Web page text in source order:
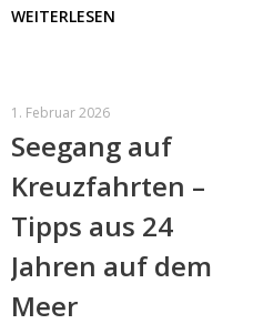
WEITERLESEN
1. Februar 2026
Seegang auf
Kreuzfahrten –
Tipps aus 24
Jahren auf dem
Meer